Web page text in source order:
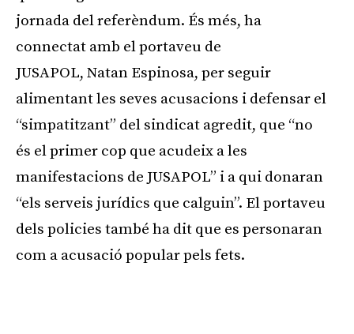
jornada del referèndum. És més, ha
connectat amb el portaveu de
JUSAPOL, Natan Espinosa, per seguir
alimentant les seves acusacions i defensar el
“simpatitzant” del sindicat agredit, que “no
és el primer cop que acudeix a les
manifestacions de JUSAPOL” i a qui donaran
“els serveis jurídics que calguin”. El portaveu
dels policies també ha dit que es personaran
com a acusació popular pels fets.